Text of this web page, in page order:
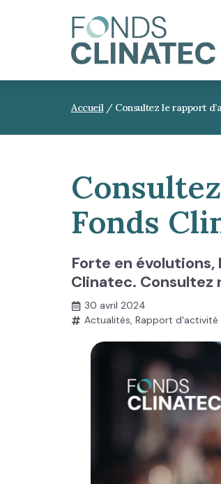
Accueil / Consultez le rapport
Fonds
Forte en évolutions,
Clinatec. Consultez
30 avril 2024
Actualités, Rapport d'activité